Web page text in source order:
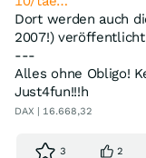
Dort werden auch
2007!)
---
Alles ohne Obligo!
Just4fun!!!h
DAX | 16.668,32
3 2